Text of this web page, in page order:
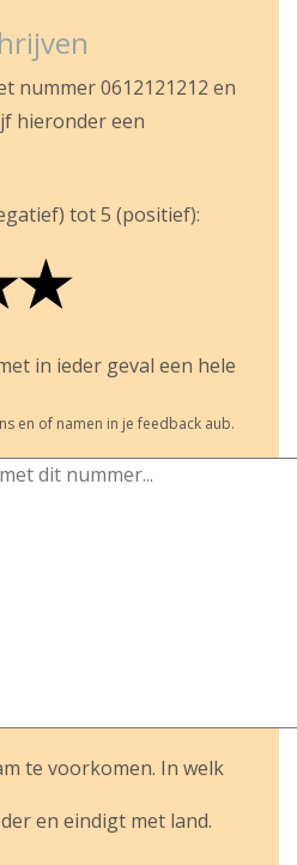
nummer 0612121212 en
hieronder een
tot 5 (positief):
★
in ieder geval een hele
en of namen in je feedback aub.
te voorkomen. In welk
en eindigt met land.